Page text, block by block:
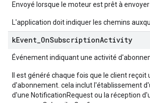
Envoyé lorsque le moteur est prêt à
L'application doit indiquer les chemins
kEvent OnSubscriptionActivity
Événement indiquant une activité
Il est généré chaque fois que le client
d'abonnement. cela inclut l'établissement
d'une NotificationRequest ou la réception